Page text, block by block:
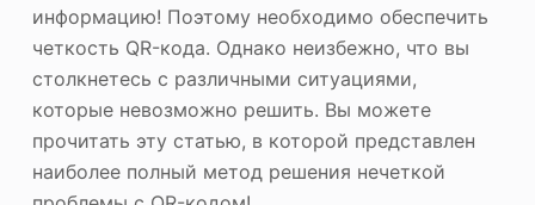
информацию! Поэтому необходимо обеспечить
четкость QR-кода. Однако неизбежно, что вы
столкнетесь с различными ситуациями,
которые невозможно решить. Вы можете
прочитать эту статью, в которой представлен
наиболее полный метод решения нечеткой